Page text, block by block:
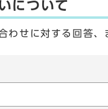
について
わせに対する回答